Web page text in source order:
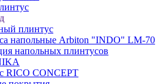
плинтус
напольные Arbiton "INDO" LM-70
напольных плинтусов
RICO CONCEPT